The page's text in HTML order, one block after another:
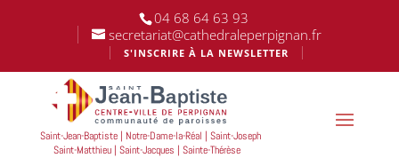
04 68 64 63 93
secretariat@cathedraleperpignan.fr
S'INSCRIRE À LA NEWSLETTER
Saint-Jean-Baptiste | Notre-Dame-la-Réal | Saint-Joseph
Saint-Matthieu | Saint-Jacques | Sainte-Thérèse